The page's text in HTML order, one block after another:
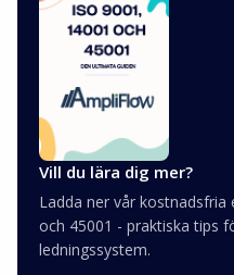
Vill du lära dig mer?
Ladda ner vår kostnadsfria
och 45001 - praktiska tips
ledningssystem.